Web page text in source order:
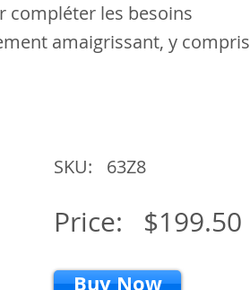
compléter les besoins
amaigrissant, y compris
SKU: 63Z8
Price: $199.50
Buy Now